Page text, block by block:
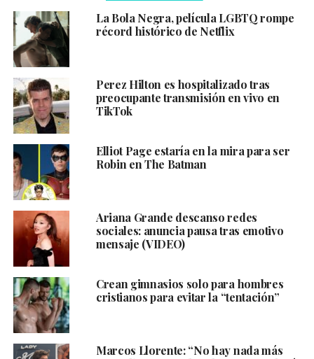
La Bola Negra, película LGBTQ rompe
récord histórico de Netflix
Perez Hilton es hospitalizado tras
preocupante transmisión en vivo en
TikTok
Elliot Page estaría en la mira para ser
Robin en The Batman
Ariana Grande descanso redes
sociales: anuncia pausa tras emotivo
mensaje (VIDEO)
Crean gimnasios solo para hombres
cristianos para evitar la “tentación”
Marcos Llorente: “No hay nada más